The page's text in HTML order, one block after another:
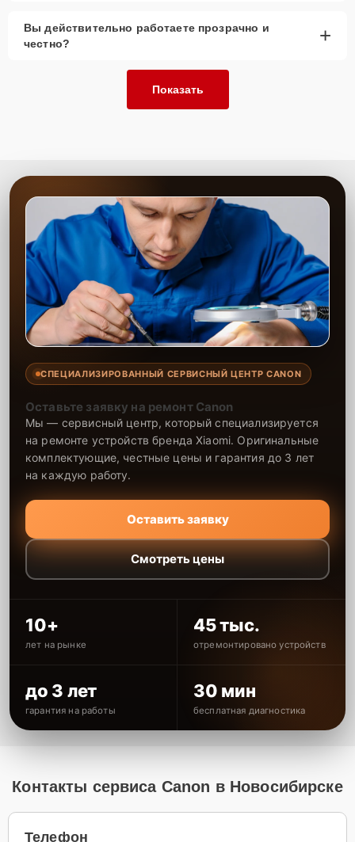
Вы действительно работаете прозрачно и
честно?
+
Показать
СПЕЦИАЛИЗИРОВАННЫЙ СЕРВИСНЫЙ ЦЕНТР CANON
Оставьте заявку на ремонт Canon
Мы — сервисный центр, который специализируется
на ремонте устройств бренда Xiaomi. Оригинальные
комплектующие, честные цены и гарантия до 3 лет
на каждую работу.
Оставить заявку
Смотреть цены
10+
лет на рынке
45 тыс.
отремонтировано устройств
до 3 лет
гарантия на работы
30 мин
бесплатная диагностика
Контакты сервиса Canon в Новосибирске
Телефон